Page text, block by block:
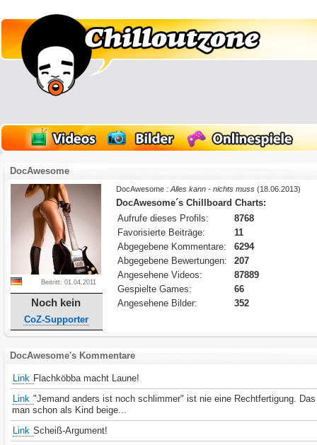
DocAwesome
Beitritt: 01.04.2011
Noch kein
CoZ-Supporter
DocAwesome : Alles kann - nichts muss (18.06.2013)
DocAwesome´s Chillboard Charts:
Aufrufe dieses Profils:
8768
Favorisierte Beiträge:
11
Abgegebene Kommentare:
6294
Abgegebene Bewertungen:
207
Angesehene Videos:
87889
Gespielte Games:
66
Angesehene Bilder:
352
DocAwesome's Kommentare
Link Flachköbba macht Laune!
Link "Jemand anders ist noch schlimmer" ist nie eine Rechtfertigung.
man schon als Kind beige...
Link Scheiß-Argument!